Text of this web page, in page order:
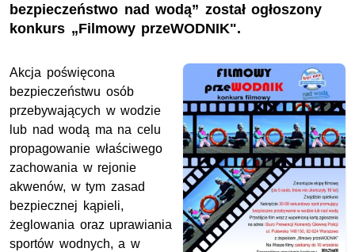
bezpieczeństwo nad wodą” został ogłoszony
konkurs „Filmowy przeWODNIK".
Akcja poświęcona
bezpieczeństwu osób
przebywających w wodzie
lub nad wodą ma na celu
propagowanie właściwego
zachowania w rejonie
akwenów, w tym zasad
bezpiecznej kąpieli,
żeglowania oraz uprawiania
sportów wodnych, a w